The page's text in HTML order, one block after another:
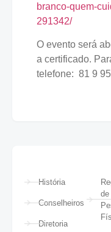
branco-quem-
291342/
O evento será
a certificado.
telefone: 81 9
História
Conselheiros
Diretoria
de